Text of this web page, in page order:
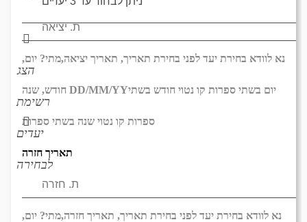
הצג
רשימת
יעדים
לבחירה
נא לוודא בחירת יעד לפני בחירת תאריך, תאריך יציאה,מתי? יום,
DD/MM/YYיום בשתי ספרות קו נטוי חודש בשתי
ספרות קו נטוי שנה בשתי ספרות
תאריך חזרה
נא לוודא בחירת יעד לפני בחירת תאריך, תאריך חזרה,מתי? יום,